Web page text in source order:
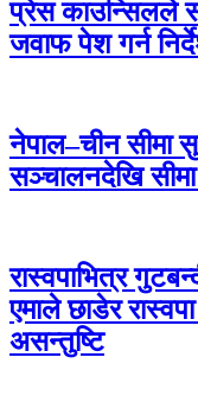
प्रेस काउन्सिलले
जवाफ पेश गर्न
नेपाल–चीन सीमा
सञ्चालनदेखि सीमा
रास्वपाभित्र
एमाले छाडेर
असन्तुष्टि